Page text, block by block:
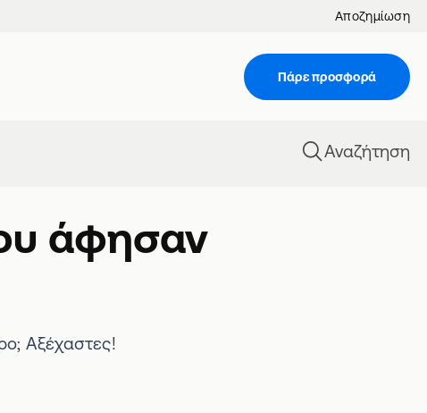
Αποζημίωση
Πάρε προσφορά
Αναζήτηση
άφησαν
Αξέχαστες!